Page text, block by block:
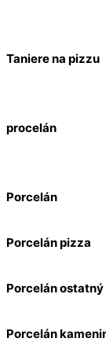
Taniere na pizzu
procelán
Porcelán
Porcelán pizza
Porcelán ostatný
Porcelán